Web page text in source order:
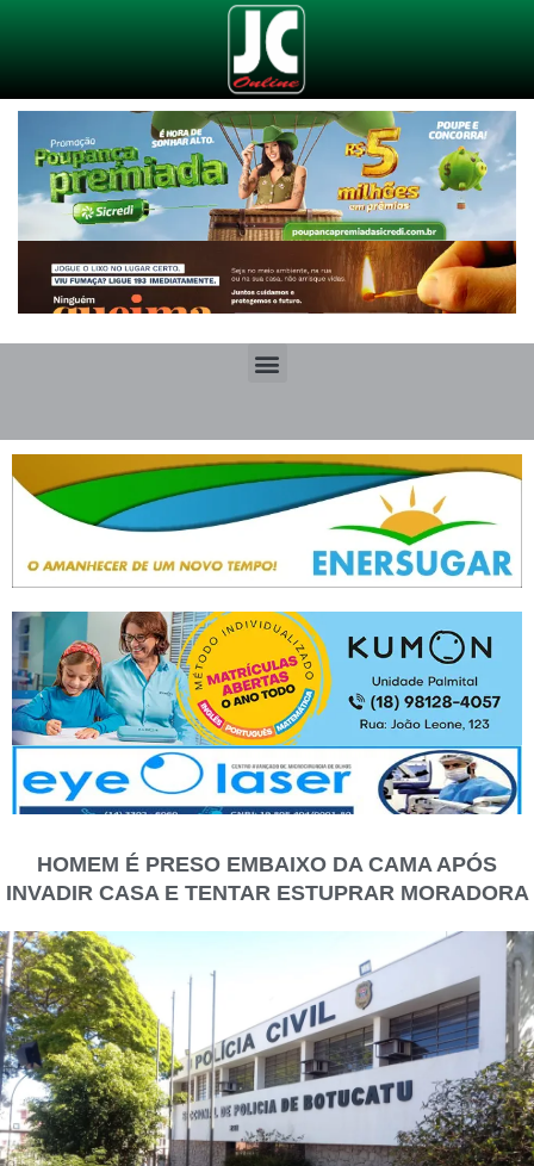
HOMEM É PRESO EMBAIXO DA CAMA APÓS
INVADIR CASA E TENTAR ESTUPRAR MORADORA